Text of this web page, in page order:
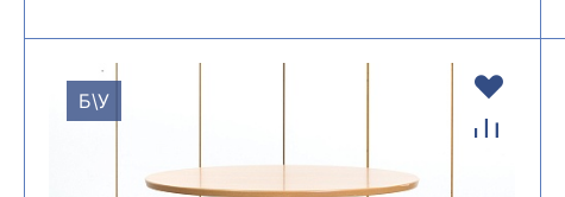
Б\У